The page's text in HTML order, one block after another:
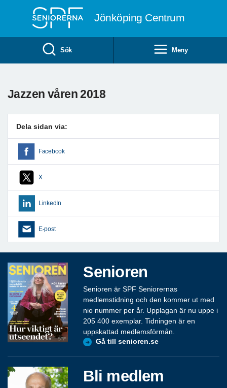
Jönköping Centrum
Sök Meny
Jazzen våren 2018
Dela sidan via:
Facebook
X
LinkedIn
E-post
Senioren
Senioren är SPF Seniorernas
medlemstidning och den kommer ut med
nio nummer per år. Upplagan är nu uppe i
205 400 exemplar. Tidningen är en
uppskattad medlemsförmån.
Gå till senioren.se
Bli medlem